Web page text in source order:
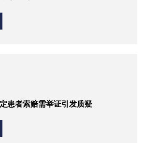
患者索赔需举证引发质疑